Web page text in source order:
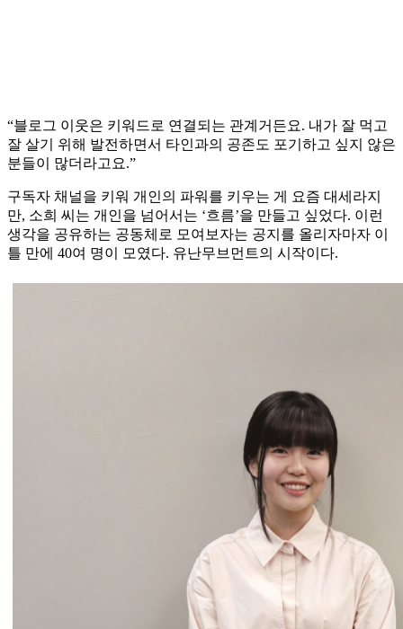
“블로그 이웃은 키워드로 연결되는 관계거든요. 내가 잘 먹고
잘 살기 위해 발전하면서 타인과의 공존도 포기하고 싶지 않은
분들이 많더라고요.”
구독자 채널을 키워 개인의 파워를 키우는 게 요즘 대세라지
만, 소희 씨는 개인을 넘어서는 ‘흐름’을 만들고 싶었다. 이런
생각을 공유하는 공동체로 모여보자는 공지를 올리자마자 이
틀 만에 40여 명이 모였다. 유난무브먼트의 시작이다.